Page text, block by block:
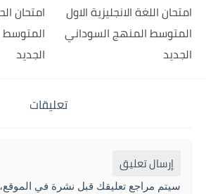
امتحان اللغة الانجليزية الاول
المتوسط المنهج السوداني
الجديد
امتحان
الجديد
تعليقات
إرسال تعليق
سيتم مراجع تعليقك قبل نشرة في